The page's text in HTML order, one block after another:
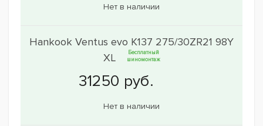
Нет в наличии
Hankook Ventus evo K137 275/30ZR21 98Y
XL
Бесплатный
шиномонтаж
Нет в наличии